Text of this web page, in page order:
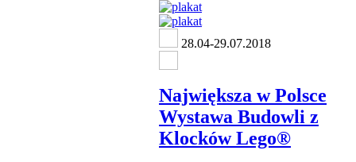
28.04-29.07.2018
Największa w Polsce
Wystawa Budowli z
Klocków Lego®